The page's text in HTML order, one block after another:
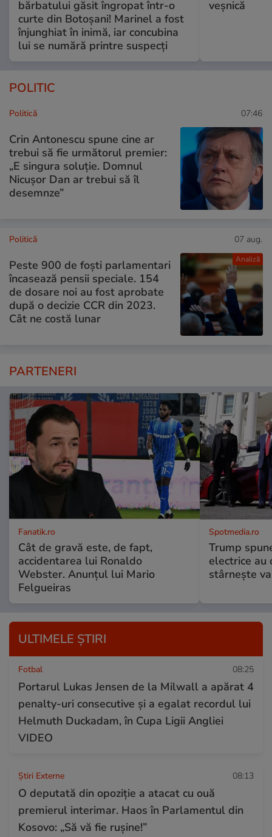
bărbatului găsit îngropat într-o
curte din Botoșani! Marinel a fost
înjunghiat în inimă, iar concubina
lui se numără printre suspecți
veșnică
POLITIC
Politică 07:46
Crin Antonescu spune cine ar
trebui să fie următorul premier:
„E singura soluție. Domnul
Nicușor Dan ar trebui să îl
desemnze”
Analiză
Politică 07 aug.
Peste 900 de foști parlamentari
încasează pensii speciale. 154
de dosare noi au fost aprobate
după o decizie CCR din 2023.
Cât ne costă lunar
PARTENERI
Fanatik.ro
Cât de gravă este, de fapt,
accidentarea lui Ronaldo
Webster. Anunțul lui Mario
Felgueiras
Spotmedia.ro
Trump
electrice au
stârnește
ULTIMELE ȘTIRI
Fotbal 08:25
Portarul Lukas Jensen de la Milwall a apărat 4
penalty-uri consecutive și a egalat recordul lui
Helmuth Duckadam, în Cupa Ligii Angliei
VIDEO
Știri Externe 08:13
O deputată din opoziție a atacat cu ouă
premierul interimar. Haos în Parlamentul din
Kosovo: „Să vă fie rușine!”